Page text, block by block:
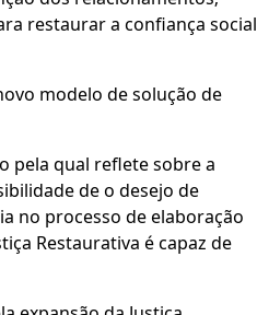
restaurar a confiança social
modelo de solução de
pela qual reflete sobre a
de o desejo de
no processo de elaboração
Restaurativa é capaz de